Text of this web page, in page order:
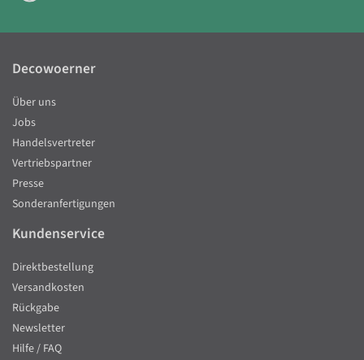
Decowoerner
Über uns
Jobs
Handelsvertreter
Vertriebspartner
Presse
Sonderanfertigungen
Kundenservice
Direktbestellung
Versandkosten
Rückgabe
Newsletter
Hilfe / FAQ